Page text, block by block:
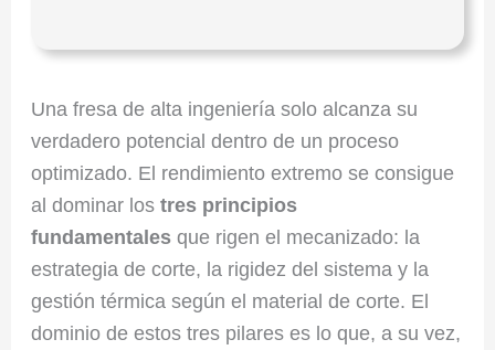
Una fresa de alta ingeniería solo alcanza su
verdadero potencial dentro de un proceso
optimizado. El rendimiento extremo se consigue
al dominar los tres principios
fundamentalesque rigen el mecanizado: la
estrategia de corte, la rigidez del sistema y la
gestión térmica según el material de corte. El
dominio de estos tres pilares es lo que, a su vez,